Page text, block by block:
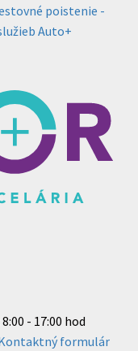
poistenie -
Auto+
- 17:00 hod
formulár